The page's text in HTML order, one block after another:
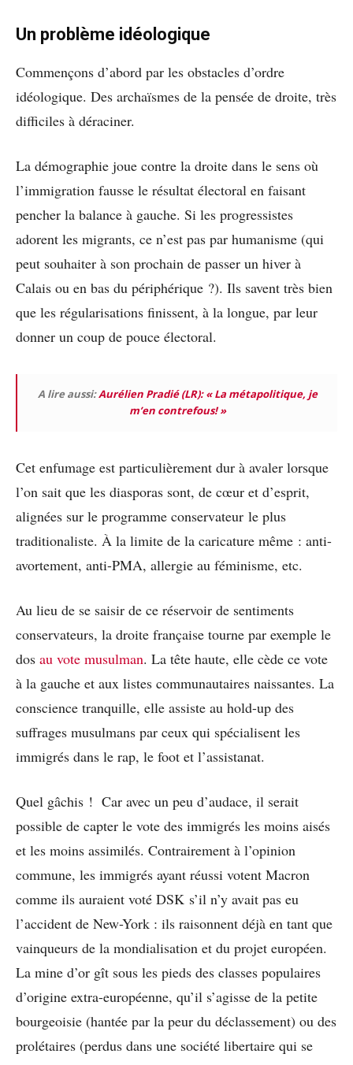
Un problème idéologique
Commençons d’abord par les obstacles d’ordre
idéologique. Des archaïsmes de la pensée de droite, très
difficiles à déraciner.
La démographie joue contre la droite dans le sens où
l’immigration fausse le résultat électoral en faisant
pencher la balance à gauche. Si les progressistes
adorent les migrants, ce n’est pas par humanisme (qui
peut souhaiter à son prochain de passer un hiver à
Calais ou en bas du périphérique ?). Ils savent très bien
que les régularisations finissent, à la longue, par leur
donner un coup de pouce électoral.
A lire aussi:Aurélien Pradié (LR): « La métapolitique, je
m’en contrefous! »
Cet enfumage est particulièrement dur à avaler lorsque
l’on sait que les diasporas sont, de cœur et d’esprit,
alignées sur le programme conservateur le plus
traditionaliste. À la limite de la caricature même : anti-
avortement, anti-PMA, allergie au féminisme, etc.
Au lieu de se saisir de ce réservoir de sentiments
conservateurs, la droite française tourne par exemple le
dos au vote musulman. La tête haute, elle cède ce vote
à la gauche et aux listes communautaires naissantes. La
conscience tranquille, elle assiste au hold-up des
suffrages musulmans par ceux qui spécialisent les
immigrés dans le rap, le foot et l’assistanat.
Quel gâchis ! Car avec un peu d’audace, il serait
possible de capter le vote des immigrés les moins aisés
et les moins assimilés. Contrairement à l’opinion
commune, les immigrés ayant réussi votent Macron
comme ils auraient voté DSK s’il n’y avait pas eu
l’accident de New-York : ils raisonnent déjà en tant que
vainqueurs de la mondialisation et du projet européen.
La mine d’or gît sous les pieds des classes populaires
d’origine extra-européenne, qu’il s’agisse de la petite
bourgeoisie (hantée par la peur du déclassement) ou des
prolétaires (perdus dans une société libertaire qui se